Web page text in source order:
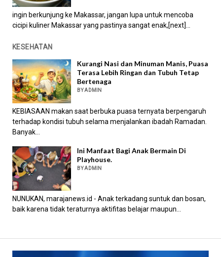
ingin berkunjung ke Makassar, jangan lupa untuk mencoba
cicipi kuliner Makassar yang pastinya sangat enak,[next]...
KESEHATAN
Kurangi Nasi dan Minuman Manis, Puasa
Terasa Lebih Ringan dan Tubuh Tetap
Bertenaga
BY ADMIN
KEBIASAAN makan saat berbuka puasa ternyata berpengaruh
terhadap kondisi tubuh selama menjalankan ibadah Ramadan.
Banyak...
Ini Manfaat Bagi Anak Bermain Di
Playhouse.
BY ADMIN
NUNUKAN, marajanews.id - Anak terkadang suntuk dan bosan,
baik karena tidak teraturnya aktifitas belajar maupun...